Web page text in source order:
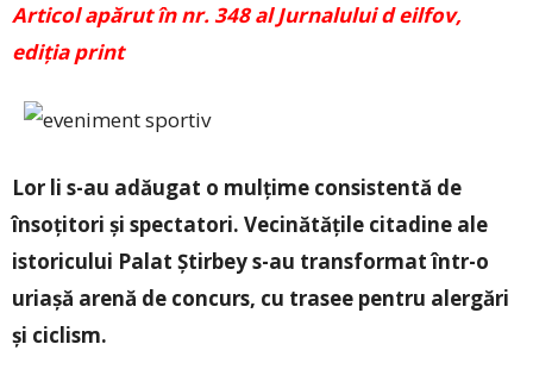
Articol apărut în nr. 348 al Jurnalului d eilfov,
ediția print
Lor li s-au adăugat o mulțime consistentă de
însoțitori și spectatori. Vecinătăţile citadine ale
istoricului Palat Ştirbey s-au transformat într-o
uriaşă arenă de concurs, cu trasee pentru alergări
şi ciclism.